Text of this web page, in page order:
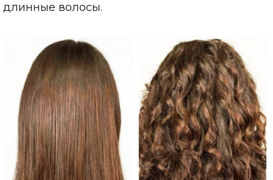
длинные волосы.